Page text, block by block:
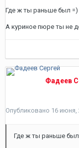
Где ж ты раньше был =)
А куриное пюре ты не
Фадеев
Опубликовано 16 июня,
Где ж ты раньше